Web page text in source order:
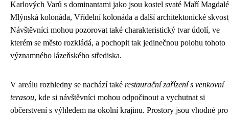
Karlových Varů s dominantami jako jsou kostel svaté Maří
Mlýnská kolonáda, Vřídelní kolonáda a další architektonické
Návštěvníci mohou pozorovat také charakteristický tvar údolí, ve
kterém se město rozkládá, a pochopit tak jedinečnou polohu tohoto
významného lázeňského střediska.
V areálu rozhledny se nachází také restaurační zařízení s venkovní
terasou, kde si návštěvníci mohou odpočinout a vychutnat si
občerstvení s výhledem na okolní krajinu. Prostory jsou vhodné pro